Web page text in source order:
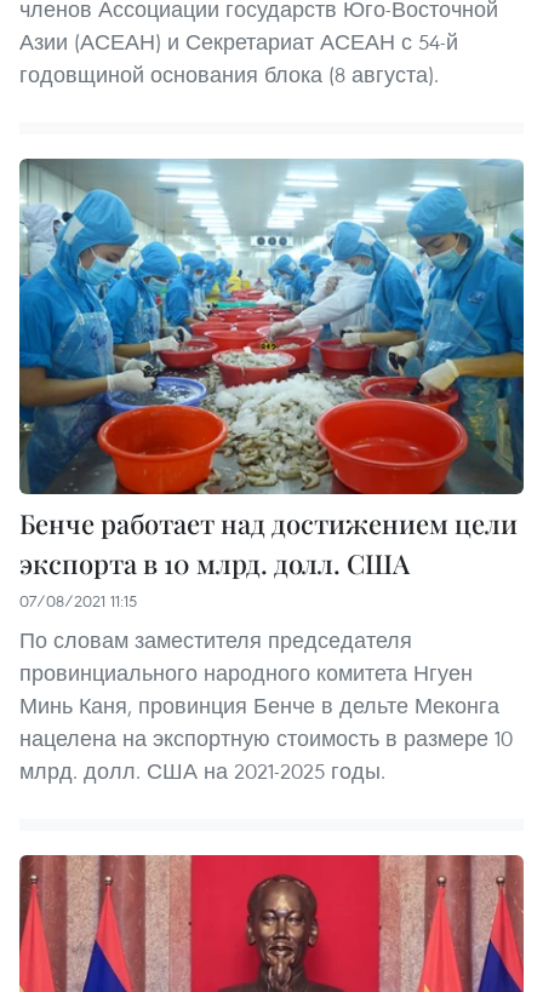
членов Ассоциации государств Юго-Восточной
Азии (АСЕАН) и Секретариат АСЕАН с 54-й
годовщиной основания блока (8 августа).
Бенче работает над достижением цели
экспорта в 10 млрд. долл. США
07/08/2021 11:15
По словам заместителя председателя
провинциального народного комитета Нгуен
Минь Каня, провинция Бенче в дельте Меконга
нацелена на экспортную стоимость в размере 10
млрд. долл. США на 2021-2025 годы.